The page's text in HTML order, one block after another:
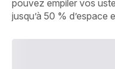
pouvez empiler vos
jusqu’à 50 % d’espace